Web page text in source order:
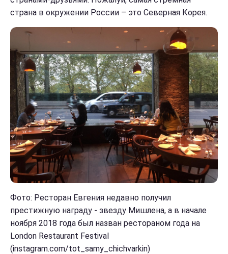
страна в окружении России – это Северная Корея.
Фото: Ресторан Евгения недавно получил
престижную награду - звезду Мишлена, а в начале
ноября 2018 года был назван рестораном года на
London Restaurant Festival
(instagram.com/tot_samy_chichvarkin)